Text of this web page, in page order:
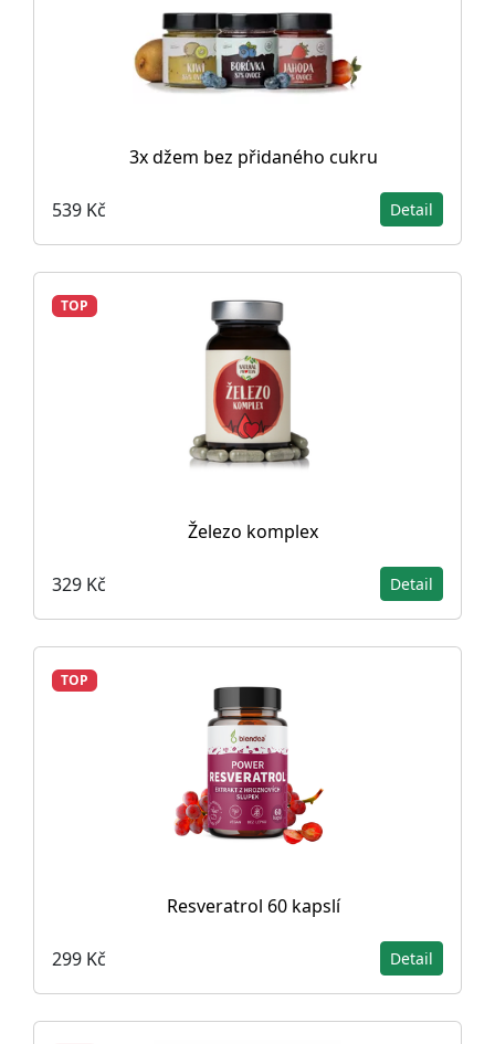
3x džem bez přidaného cukru
539 Kč Detail
TOP
Železo komplex
329 Kč Detail
TOP
Resveratrol 60 kapslí
299 Kč Detail